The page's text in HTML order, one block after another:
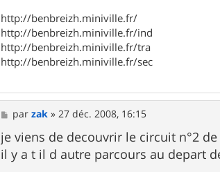
http://benbreizh.miniville.fr/
http://benbreizh.miniville.fr/ind
http://benbreizh.miniville.fr/tra
http://benbreizh.miniville.fr/sec
M
e
s
s
a
parzak » 27 déc. 2008, 16:15
je viens de decouvrir le circuit n°2
il y a t il d autre parcours au depart